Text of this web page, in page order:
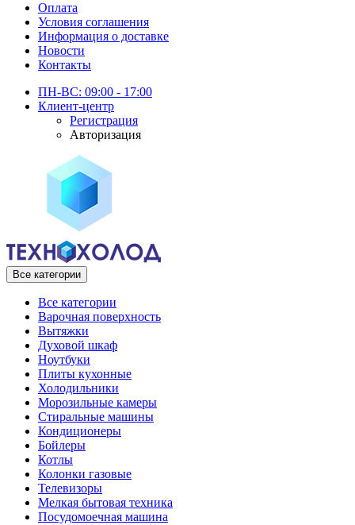
Оплата
Условия соглашения
Информация о доставке
Новости
Контакты
ПН-ВС: 09:00 - 17:00
Клиент-центр
Регистрация
Авторизация
Все категории
Все категории
Варочная поверхность
Вытяжки
Духовой шкаф
Ноутбуки
Плиты кухонные
Холодильники
Морозильные камеры
Стиральные машины
Кондиционеры
Бойлеры
Котлы
Колонки газовые
Телевизоры
Мелкая бытовая техника
Посудомоечная машина